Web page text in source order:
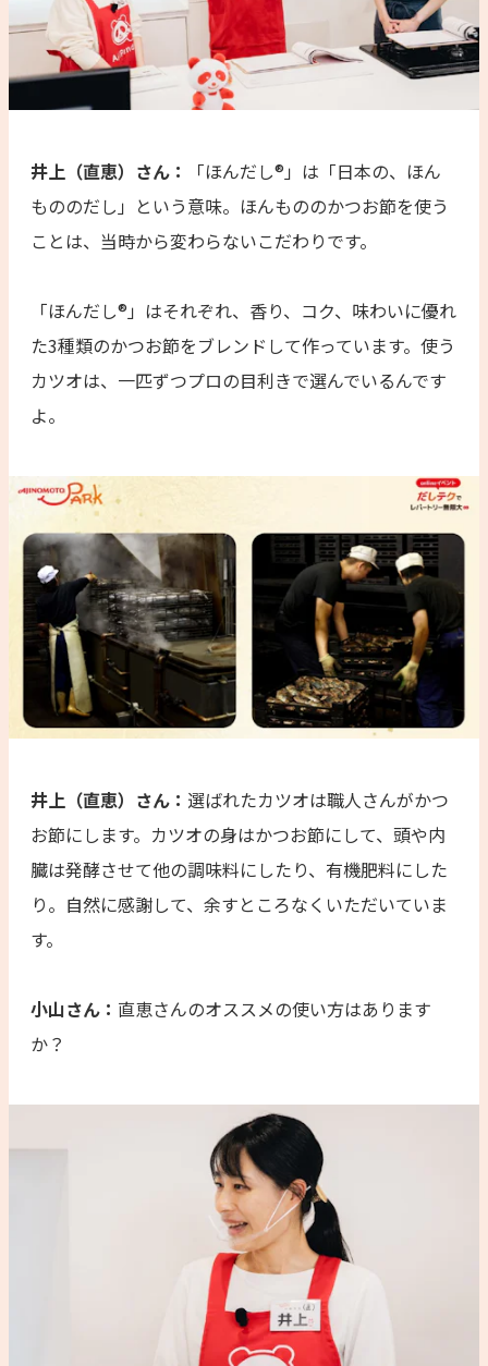
井上（直恵）さん：
「ほんだし®」は「日本の、ほん
もののだし」という意味。ほんもののかつお節を使う
ことは、当時から変わらないこだわりです。
「ほんだし®」はそれぞれ、香り、コク、味わいに優れ
た3種類のかつお節をブレンドして作っています。使う
カツオは、一匹ずつプロの目利きで選んでいるんです
よ。
井上（直恵）さん： 選ばれたカツオは職人さんがかつ
お節にします。カツオの身はかつお節にして、頭や内
臓は発酵させて他の調味料にしたり、有機肥料にした
り。自然に感謝して、余すところなくいただいていま
す。
小山さん： 直恵さんのオススメの使い方はあります
か？